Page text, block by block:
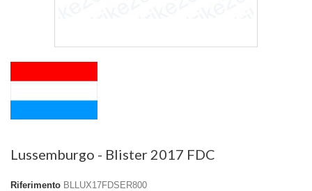
Lussemburgo - Blister 2017 FDC
Riferimento BLLUX17FDSER800